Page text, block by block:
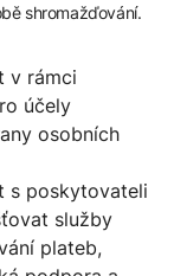
shromažďování.
v rámci
účely
osobních
s poskytovateli
služby
plateb,